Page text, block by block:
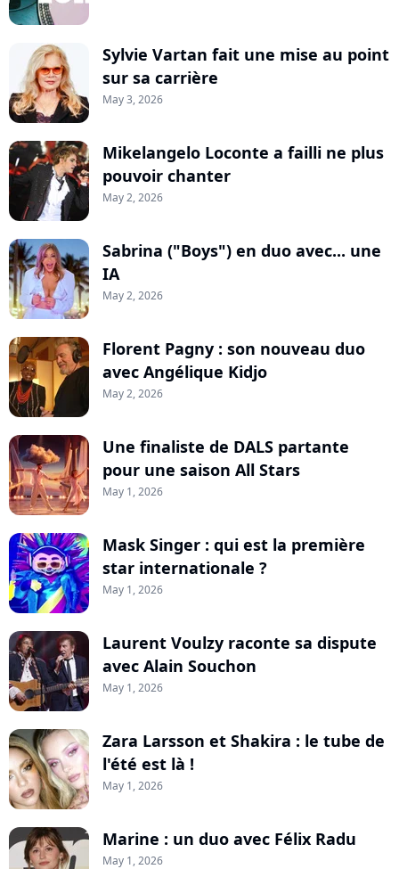
Sylvie Vartan fait une mise au point
sur sa carrière
May 3, 2026
Mikelangelo Loconte a failli ne plus
pouvoir chanter
May 2, 2026
Sabrina ("Boys") en duo avec... une
IA
May 2, 2026
Florent Pagny : son nouveau duo
avec Angélique Kidjo
May 2, 2026
Une finaliste de DALS partante
pour une saison All Stars
May 1, 2026
Mask Singer : qui est la première
star internationale ?
May 1, 2026
Laurent Voulzy raconte sa dispute
avec Alain Souchon
May 1, 2026
Zara Larsson et Shakira : le tube de
l'été est là !
May 1, 2026
Marine : un duo avec Félix Radu
May 1, 2026